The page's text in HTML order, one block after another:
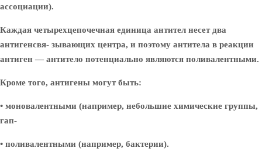
ассоциации).
Каждая четырехцепочечная единица антител несет два
антигенсвя- зывающих центра, и поэтому антитела в реакции
антиген — антитело потенциально являются поливалентными.
Кроме того, антигены могут быть:
• моновалентными (например, небольшие химические группы,
гап-
• поливалентными (например, бактерии).